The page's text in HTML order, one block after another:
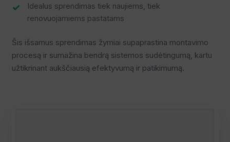
Idealus sprendimas tiek naujiems, tiek
renovuojamiems pastatams
Šis išsamus sprendimas žymiai supaprastina montavimo
procesą ir sumažina bendrą sistemos sudėtingumą, kartu
užtikrinant aukščiausią efektyvumą ir patikimumą.